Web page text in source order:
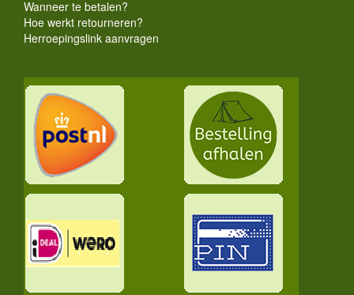
Wanneer te betalen?
Hoe werkt retourneren?
Herroepingslink aanvragen